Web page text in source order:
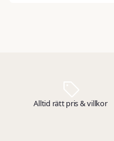
andra miljöer där spill,
Alltid rätt pris & villkor